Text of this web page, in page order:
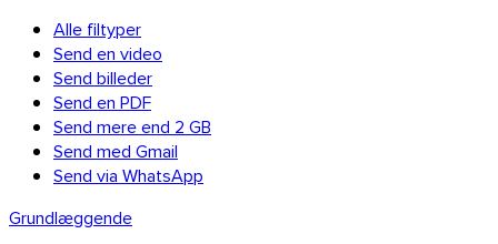
Alle filtyper
Send en video
Send billeder
Send en PDF
Send mere end 2 GB
Send med Gmail
Send via WhatsApp
Grundlæggende